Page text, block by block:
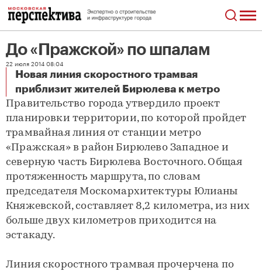
До «Пражской» по шпалам
22 июля 2014 08:04
Новая линия скоростного трамвая
приблизит жителей Бирюлева к метро
До «Пражской» по шпалам
Правительство города утвердило проект
планировки территории, по которой пройдет
трамвайная линия от станции метро
«Пражская» в район Бирюлево Западное и
северную часть Бирюлева Восточного. Общая
протяженность маршрута, по словам
председателя Москомархитектуры Юлианы
Княжевской, составляет 8,2 километра, из них
больше двух километров приходится на
эстакаду.
Линия скоростного трамвая прочерчена по